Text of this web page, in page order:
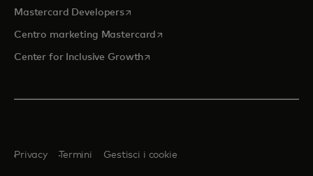
Mastercard Developerssi apre in una nuova scheda
Centro marketing Mastercard si apre in una nuova scheda
Center for Inclusive Growthsi apre in una nuova scheda
Privacy Termini Gestisci i cookie